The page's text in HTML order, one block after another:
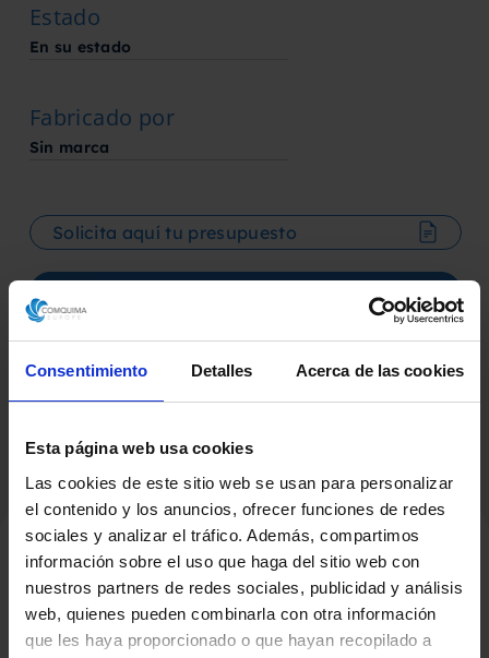
Consentimiento Detalles Acerca de las cookies
Esta página web usa cookies
Las cookies de este sitio web se usan para personalizar
el contenido y los anuncios, ofrecer funciones de redes
sociales y analizar el tráfico. Además, compartimos
información sobre el uso que haga del sitio web con
nuestros partners de redes sociales, publicidad y análisis
web, quienes pueden combinarla con otra información
que les haya proporcionado o que hayan recopilado a
Estado
En su estado
Fabricado por
Sin marca
Solicita aquí tu presupuesto
Productos Relacionados